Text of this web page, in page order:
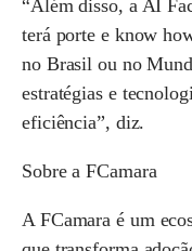
“Além disso, a AI
terá porte e know
no Brasil ou no
estratégias e
eficiência”, diz.
Sobre a FCamara
A FCamara é um